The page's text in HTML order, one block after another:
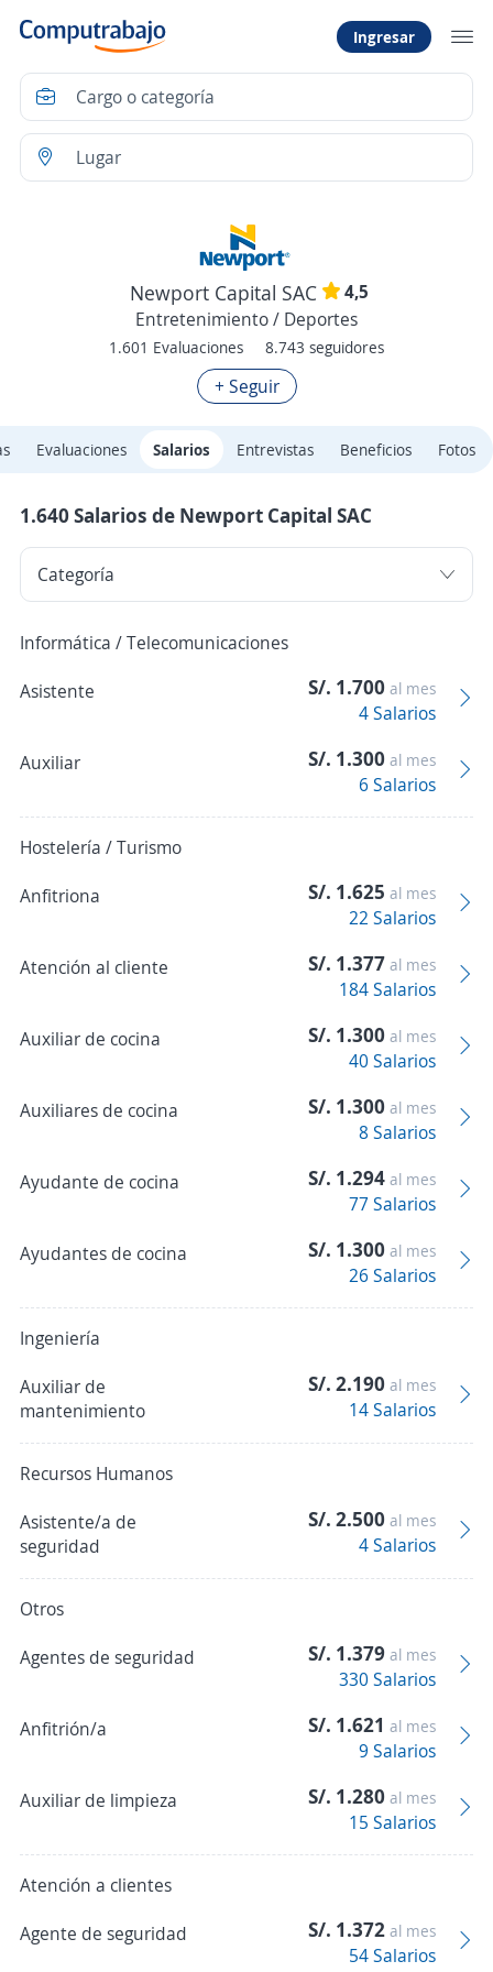
Ingresar
Newport Capital SAC
4,5
Entretenimiento / Deportes
1.601 Evaluaciones 8.743 seguidores
+ Seguir
Evaluaciones Salarios Entrevistas Beneficios Fotos
1.640 Salarios de Newport Capital SAC
Informática / Telecomunicaciones
Asistente
S/. 1.700 al mes
4 Salarios
Auxiliar S/. 1.300 al mes
6 Salarios
Hostelería / Turismo
Anfitriona
S/. 1.625 al mes
22 Salarios
Atención al cliente S/. 1.377 al mes
184 Salarios
Auxiliar de cocina S/. 1.300 al mes
40 Salarios
Auxiliares de cocina S/. 1.300 al mes
8 Salarios
Ayudante de cocina S/. 1.294 al mes
77 Salarios
Ayudantes de cocina S/. 1.300 al mes
26 Salarios
Ingeniería
Auxiliar de
mantenimiento
S/. 2.190 al mes
14 Salarios
Recursos Humanos
Asistente/a de
seguridad
S/. 2.500 al mes
4 Salarios
Otros
Agentes de seguridad
S/. 1.379 al mes
330 Salarios
Anfitrión/a S/. 1.621 al mes
9 Salarios
Auxiliar de limpieza S/. 1.280 al mes
15 Salarios
Atención a clientes
Agente de seguridad
S/. 1.372 al mes
54 Salarios